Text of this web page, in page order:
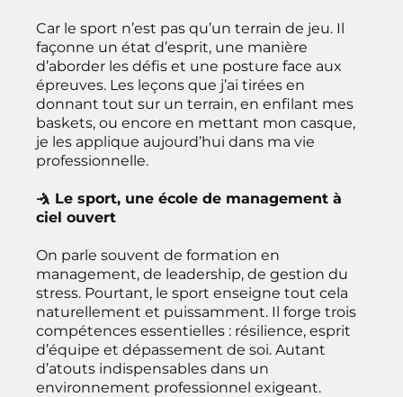
Car le sport n’est pas qu’un terrain de jeu. Il
façonne un état d’esprit, une manière
d’aborder les défis et une posture face aux
épreuves. Les leçons que j’ai tirées en
donnant tout sur un terrain, en enfilant mes
baskets, ou encore en mettant mon casque,
je les applique aujourd’hui dans ma vie
professionnelle.
🤺 Le sport, une école de management à
ciel ouvert
On parle souvent de formation en
management, de leadership, de gestion du
stress. Pourtant, le sport enseigne tout cela
naturellement et puissamment. Il forge trois
compétences essentielles : résilience, esprit
d’équipe et dépassement de soi. Autant
d’atouts indispensables dans un
environnement professionnel exigeant.